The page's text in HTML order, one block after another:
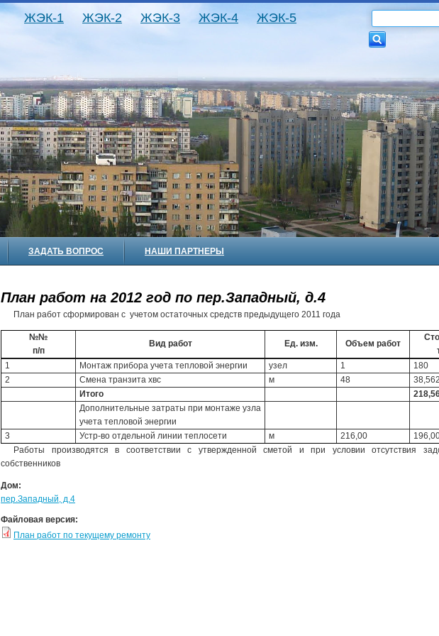
ЖЭК-1 ЖЭК-2 ЖЭК-3 ЖЭК-4 ЖЭК-5
ЗАДАТЬ ВОПРОС НАШИ ПАРТНЕРЫ
План работ на 2012 год по пер.Западный, д.4
План работ сформирован с учетом остаточных средств предыдущего 2011 года
№№
п/п
Вид работ Ед. изм. Объем работ
1
Монтаж прибора учета тепловой энергии узел 1
180
2
Смена транзита хвс м 48
38,562
Итого
Дополнительные затраты при монтаже узла
учета тепловой энергии
3
Устр-во отдельной линии теплосети м 216,00
Работы производятся в соответствии с утвержденной сметой и при условии отсутствия
собственников
Дом:
пер.Западный, д.4
Файловая версия:
План работ по текущему ремонту